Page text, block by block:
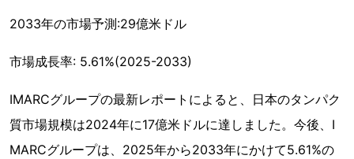
2033年の市場予測:29億米ドル
市場成長率: 5.61%(2025-2033)
IMARCグループの最新レポートによると、日本のタンパク
質市場規模は2024年に17億米ドルに達しました。今後、I
MARCグループは、2025年から2033年にかけて5.61%の